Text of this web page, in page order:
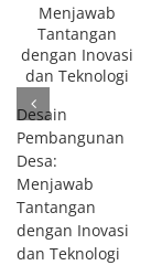
Desain
Pembangunan
Desa:
Menjawab
Tantangan
dengan Inovasi
dan Teknologi